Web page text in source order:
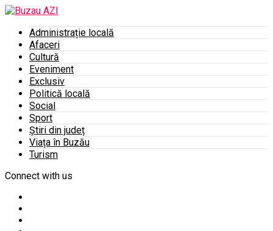
Administrație locală
Afaceri
Cultură
Eveniment
Exclusiv
Politică locală
Social
Sport
Știri din județ
Viața în Buzău
Turism
Connect with us